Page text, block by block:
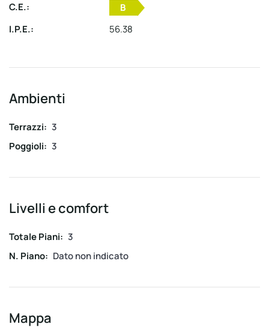
C.E.:
B
I.P.E.:
56.38
Ambienti
Terrazzi: 3
Poggioli: 3
Livelli e comfort
Totale Piani: 3
N. Piano: Dato non indicato
Mappa